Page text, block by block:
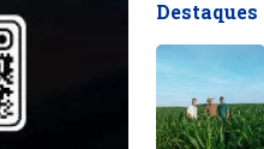
Destaques